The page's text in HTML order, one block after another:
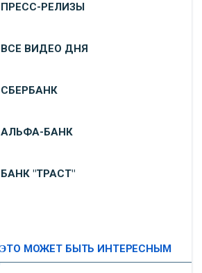
ПРЕСС-РЕЛИЗЫ
ВСЕ ВИДЕО ДНЯ
СБЕРБАНК
АЛЬФА-БАНК
БАНК "ТРАСТ"
ЭТО МОЖЕТ БЫТЬ ИНТЕРЕСНЫМ